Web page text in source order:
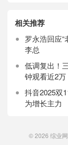
相关推荐
罗永浩回应
李总
低调复出！
钟观看近2万
抖音2025双
为增长主力
© 2026 综业